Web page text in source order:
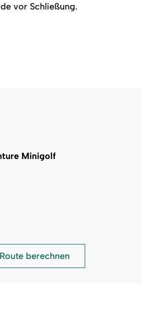
vor Schließung.
Minigolf
berechnen